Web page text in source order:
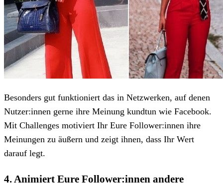
Besonders gut funktioniert das in Netzwerken, auf denen
Nutzer:innen gerne ihre Meinung kundtun wie Facebook.
Mit Challenges motiviert Ihr Eure Follower:innen ihre
Meinungen zu äußern und zeigt ihnen, dass Ihr Wert
darauf legt.
4. Animiert Eure Follower:innen andere